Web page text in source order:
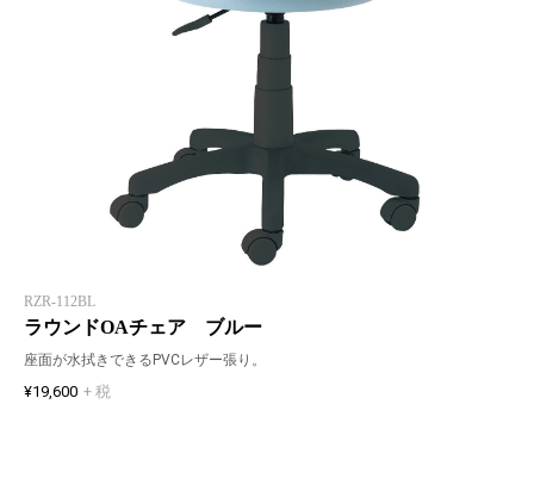
RZR-112BL
ラウンドOAチェア ブルー
座面が水拭きできるPVCレザー張り。
¥19,600 + 税